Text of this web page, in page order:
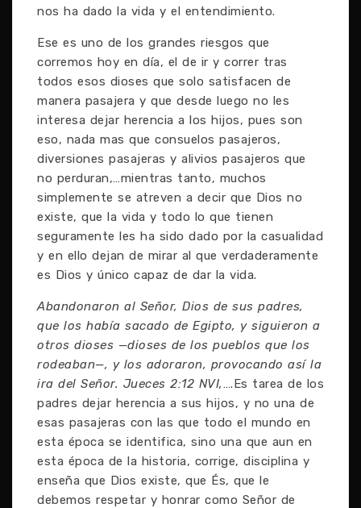
nos ha dado la vida y el entendimiento.
Ese es uno de los grandes riesgos que
corremos hoy en día, el de ir y correr tras
todos esos dioses que solo satisfacen de
manera pasajera y que desde luego no les
interesa dejar herencia a los hijos, pues son
eso, nada mas que consuelos pasajeros,
diversiones pasajeras y alivios pasajeros que
no perduran,…mientras tanto, muchos
simplemente se atreven a decir que Dios no
existe, que la vida y todo lo que tienen
seguramente les ha sido dado por la casualidad
y en ello dejan de mirar al que verdaderamente
es Dios y único capaz de dar la vida.
Abandonaron al Señor, Dios de sus padres,
que los había sacado de Egipto, y siguieron a
otros dioses —dioses de los pueblos que los
rodeaban—, y los adoraron, provocando así la
ira del Señor. Jueces 2:12 NVI,….Es tarea de los
padres dejar herencia a sus hijos, y no una de
esas pasajeras con las que todo el mundo en
esta época se identifica, sino una que aun en
esta época de la historia, corrige, disciplina y
enseña que Dios existe, que És, que le
debemos respetar y honrar como Señor de